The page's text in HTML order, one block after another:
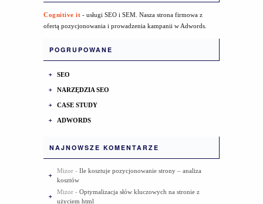
Cognitive it - usługi SEO i SEM. Nasza strona firmowa z
ofertą pozycjonowania i prowadzenia kampanii w Adwords.
POGRUPOWANE
SEO
NARZĘDZIA SEO
CASE STUDY
ADWORDS
NAJNOWSZE KOMENTARZE
Mizor - Ile kosztuje pozycjonowanie strony – analiza
kosztów
Mizor - Optymalizacja słów kluczowych na stronie z
użyciem html